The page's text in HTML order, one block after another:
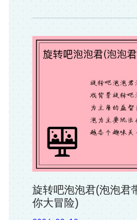
旋转吧泡泡君(泡泡君
你大冒险)